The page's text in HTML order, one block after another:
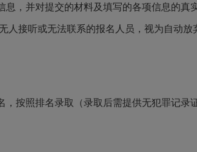
，并对提交的材料及填写的各项信息的真
接听或无法联系的报名人员，视为自动放
按照排名录取（录取后需提供无犯罪记录